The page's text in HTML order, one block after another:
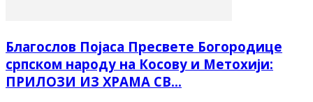
Благослов Појаса Пресвете Богородице
српском народу на Косову и Метохији:
ПРИЛОЗИ ИЗ ХРАМА СВ...